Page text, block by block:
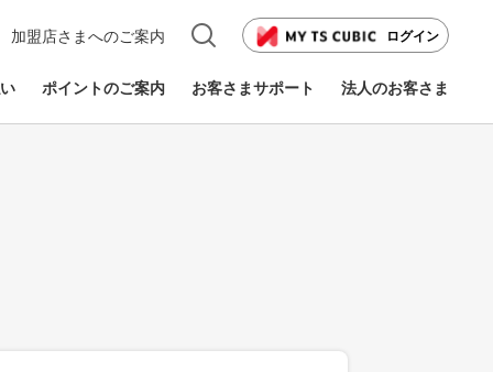
加盟店さまへのご案内 ログイン
ポイントのご案内 お客さまサポート 法人のお客さま